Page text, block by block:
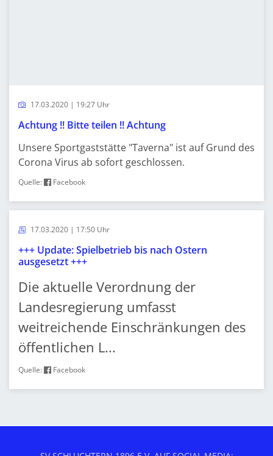
17.03.2020 | 19:27 Uhr
Achtung !! Bitte teilen !! Achtung
Unsere Sportgaststätte "Taverna" ist auf Grund des
Corona Virus ab sofort geschlossen.
Quelle: Facebook
17.03.2020 | 17:50 Uhr
+++ Update: Spielbetrieb bis nach Ostern
ausgesetzt +++
Die aktuelle Verordnung der
Landesregierung umfasst
weitreichende Einschränkungen des
öffentlichen L...
Quelle: Facebook